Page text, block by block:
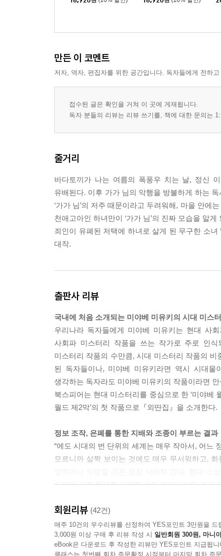
만든 이 코멘트
저자, 역자, 편집자를 위한 공간입니다. 독자들에게 전하
접수된 글은 확인을 거쳐 이 곳에 게재됩니다.
독자 분들의 리뷰는 리뷰 쓰기를, 책에 대한 문의는
줄거리
바다토끼가 나는 여름의 폭풍우 치는 날, 정신
유배된다. 이후 가가 님의 악행을 방불하게 하는
‘가가 님’의 저주 때문이라고 두려워해, 마을 안에
천애고아인 하녀만이 ‘가가 님’의 진짜 모습을 알
죄인이 유폐된 저택에 하녀로 살게 된 무구한 소
대작.
출판사 리뷰
국내에 처음 소개되는 미야베 미유키의 시대 미스
우리나라 독자들에게 미야베 미유키는 현대 사
사회파 미스터리 작품을 쓰는 작가로 주로 인
미스터리 작품의 수만큼, 시대 미스터리 작품의
된 독자들이나, 미야베 미유키라면 역시 시대물
생각하는 독자라도 미야베 미유키의 작품이라면
북스피어는 현대 미스터리를 중심으로 한 ‘미야베
월드 제2막’의 첫 작품으로『외딴집』을 소개한다.
정보 조작, 은폐를 통한 지배와 조종이 부르는 결과
“에도 시대의 번 단위의 세계는 매우 작아서, 어느
모르니까 살짝 보이는 것에도 매우 무서워하고,
시민이 사회 문제를 파악할 수도 있으니까요. 진
‘외부인’의 시선으로 그린 ‘외부인’의 깊은 고독과
미야베 미유키의 시대소설은 저자 자신의 고향
시코쿠의 작은 마을, 마루미 번에서 일어나는 이
회원리뷰 (42건)
매주 10건의 우수리뷰를 선정하여 YES포인트 3만원을 드
3,000원 이상 구매 후 리뷰 작성 시 일반회원 300원, 마니
eBook은 다운로드 후 작성한 리뷰만 YES포인트 지급됩니
클래스는 첫번째 회차 주문확정 시점부터 마지막 회차 주